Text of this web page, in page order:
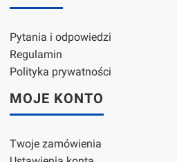
Pytania i odpowiedzi
Regulamin
Polityka prywatności
MOJE KONTO
Twoje zamówienia